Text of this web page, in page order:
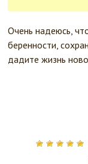
Очень надеюсь,
беренности,
дадите жизнь